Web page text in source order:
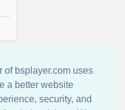
of bsplayer.com uses
a better website
security, and